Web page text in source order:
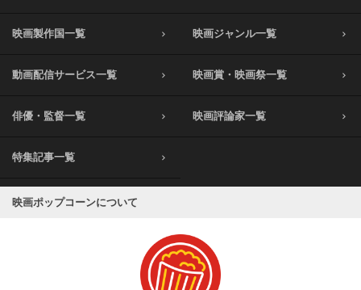
映画製作国一覧 映画ジャンル一覧
動画配信サービス一覧 映画賞・映画祭一覧
俳優・監督一覧 映画評論家一覧
特集記事一覧
映画ポップコーンについて